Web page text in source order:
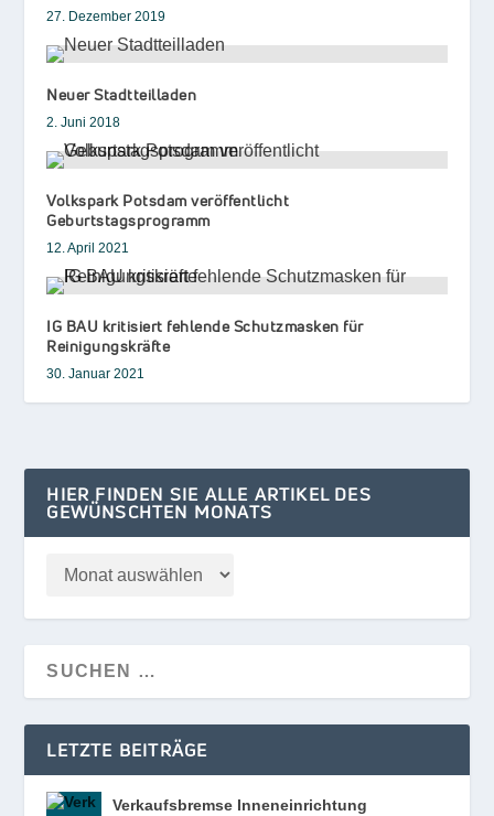
27. Dezember 2019
Neuer Stadtteilladen
2. Juni 2018
Volkspark Potsdam veröffentlicht
Geburtstagsprogramm
12. April 2021
IG BAU kritisiert fehlende Schutzmasken für
Reinigungskräfte
30. Januar 2021
HIER FINDEN SIE ALLE ARTIKEL DES
GEWÜNSCHTEN MONATS
LETZTE BEITRÄGE
Verkaufsbremse Inneneinrichtung